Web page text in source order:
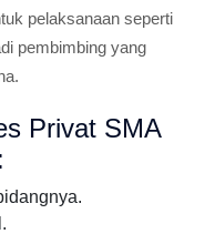
pelaksanaan seperti
pembimbing yang
Privat SMA